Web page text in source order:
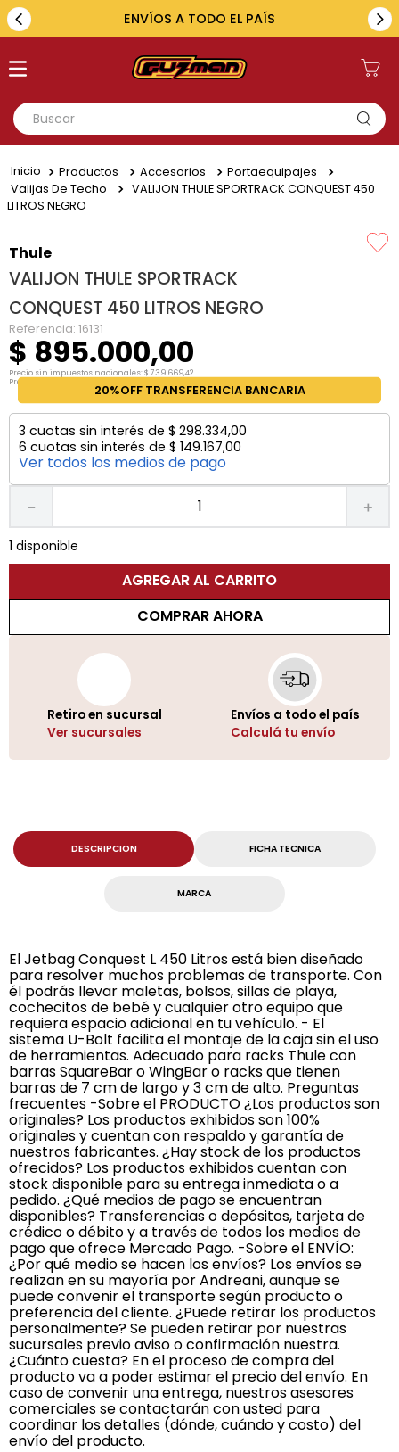
ENVÍOS A TODO EL PAÍS
Buscar
1.
toyota
3.
amarok
4.
fiat
5. hilux
Productos Accesorios
Portaequipajes
Valijas De Techo
VALIJON THULE SPORTRACK CONQUEST 450
LITROS NEGRO
Thule
VALIJON THULE SPORTRACK
CONQUEST 450 LITROS NEGRO
Referencia: 16131
$ 895.000,00
Precio sin impuestos nacionales:$ 739.669,42
Precio por unidad:
20%OFF TRANSFERENCIA BANCARIA
3 cuotas sin interés de $ 298.334,00
6 cuotas sin interés de $ 149.167,00
Ver todos los medios de pago
＋
－
1 disponible
AGREGAR AL CARRITO
COMPRAR AHORA
Retiro en sucursal
Ver sucursales
Envíos a todo el país
Calculá tu envío
DESCRIPCION FICHA TECNICA
MARCA
El Jetbag Conquest L 450 Litros está bien diseñado
para resolver muchos problemas de transporte. Con
él podrás llevar maletas, bolsos, sillas de playa,
cochecitos de bebé y cualquier otro equipo que
requiera espacio adicional en tu vehículo. - El
sistema U-Bolt facilita el montaje de la caja sin el uso
de herramientas. Adecuado para racks Thule con
barras SquareBar o WingBar o racks que tienen
barras de 7 cm de largo y 3 cm de alto. Preguntas
frecuentes -Sobre el PRODUCTO ¿Los productos son
originales? Los productos exhibidos son 100%
originales y cuentan con respaldo y garantía de
nuestros fabricantes. ¿Hay stock de los productos
ofrecidos? Los productos exhibidos cuentan con
stock disponible para su entrega inmediata o a
pedido. ¿Qué medios de pago se encuentran
disponibles? Transferencias o depósitos, tarjeta de
crédico o débito y a través de todos los medios de
pago que ofrece Mercado Pago. -Sobre el ENVÍO:
¿Por qué medio se hacen los envíos? Los envíos se
realizan en su mayoría por Andreani, aunque se
puede convenir el transporte según producto o
preferencia del cliente. ¿Puede retirar los productos
personalmente? Se pueden retirar por nuestras
sucursales previo aviso o confirmación nuestra.
¿Cuánto cuesta? En el proceso de compra del
producto va a poder estimar el precio del envío. En
caso de convenir una entrega, nuestros asesores
comerciales se contactarán con usted para
coordinar los detalles (dónde, cuándo y costo) del
envío del producto.